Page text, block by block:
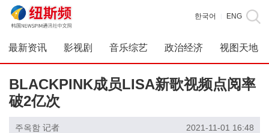
한국어 ENG
最新资讯 影视剧 音乐综艺 政治经济 视图天地
BLACKPINK成员LISA新歌视频点阅率
破2亿次
주옥함 记者 2021-11-01 16:48